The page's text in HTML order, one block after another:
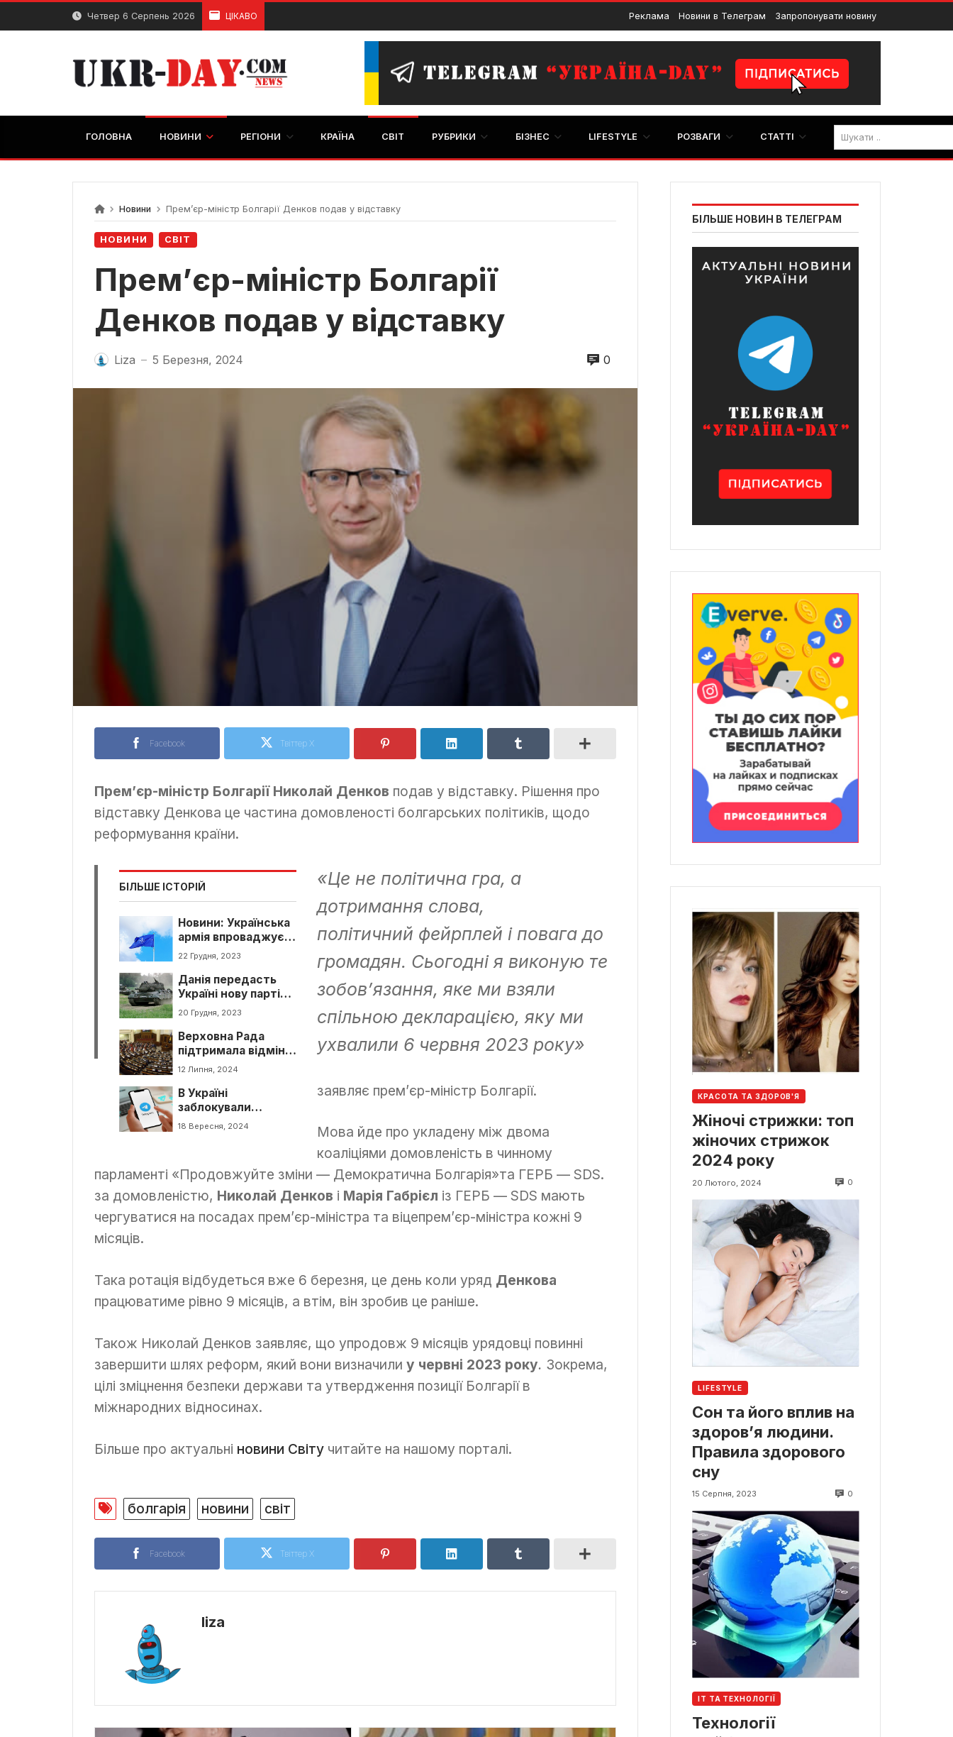
Перейти
вмісту
Четвер 6 Серпень 2026 ЦІКАВО Реклама Новини в Телеграм Запропонувати новину
ГОЛОВНА НОВИНИ РЕГІОНИ КРАЇНА СВІТ РУБРИКИ БІЗНЕС LIFESTYLE РОЗВАГИ СТАТТІ
Новини Прем’єр-міністр Болгарії Денков подав у відставку
НОВИНИ СВІТ
Прем’єр-міністр Болгарії
Денков подав у відставку
Liza — 5 Березня, 2024 0
Facebook Твіттер X
Прем’єр-міністр Болгарії Николай Денков подав у відставку. Рішення про
відставку Денкова це частина домовленості болгарських політиків, щодо
реформування країни.
БІЛЬШЕ ІСТОРІЙ
Новини: Українська
армія впроваджує
нові стандарти
22 Грудня, 2023
Данія передасть
Україні нову партію
танків, визначено
20 Грудня, 2023
Верховна Рада
підтримала відміну
переходу ні літній
12 Липня, 2024
В Україні
заблокували
телеграм-канал за
18 Вересня, 2024
«Це не політична гра, а
дотримання слова,
політичний фейрплей і повага до
громадян. Сьогодні я виконую те
зобов’язання, яке ми взяли
спільною декларацією, яку ми
ухвалили 6 червня 2023 року»
заявляє прем’єр-міністр Болгарії.
Мова йде про укладену між двома
коаліціями домовленість в чинному
парламенті «Продовжуйте зміни — Демократична Болгарія»та ГЕРБ — SDS.
за домовленістю, Николай Денков і Марія Габрієл із ГЕРБ — SDS мають
чергуватися на посадах прем’єр-міністра та віцепрем’єр-міністра кожні 9
місяців.
Така ротація відбудеться вже 6 березня, це день коли уряд Денкова
працюватиме рівно 9 місяців, а втім, він зробив це раніше.
Також Николай Денков заявляє, що упродовж 9 місяців урядовці повинні
завершити шлях реформ, який вони визначили у червні 2023 року. Зокрема,
цілі зміцнення безпеки держави та утвердження позиції Болгарії в
міжнародних відносинах.
Більше про актуальні новини Світу читайте на нашому порталі.
болгарія новини світ
Facebook Твіттер X
liza
БІЛЬШЕ НОВИН В ТЕЛЕГРАМ
КРАСОТА ТА ЗДОРОВ'Я
Жіночі стрижки: топ
жіночих стрижок
2024 року
20 Лютого, 2024 0
LIFESTYLE
Сон та його вплив на
здоров’я людини.
Правила здорового
сну
15 Серпня, 2023 0
ІТ ТА ТЕХНОЛОГІЇ
Технології